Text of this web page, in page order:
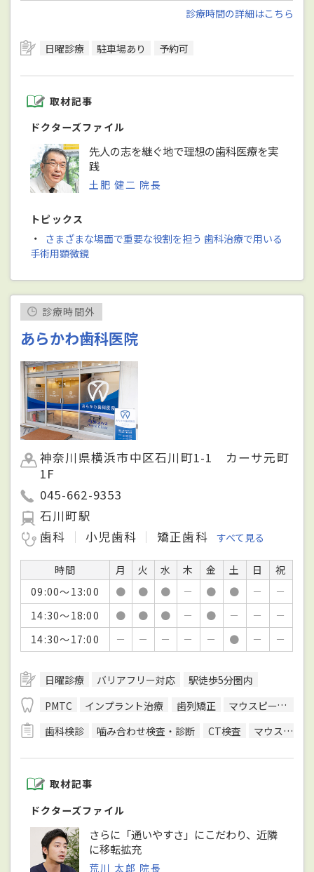
診療時間の詳細はこちら
日曜診療 駐車場あり 予約可
取材記事
ドクターズファイル
先人の志を継ぐ地で理想の歯科医療を実
践
土肥 健二 院長
トピックス
・
さまざまな場面で重要な役割を担う 歯科治療で用いる
手術用顕微鏡
診療時間外
あらかわ歯科医院
神奈川県横浜市中区石川町1-1 カーサ元町
1F
045-662-9353
石川町駅
歯科
小児歯科 矯正歯科 すべて見る
時間 月 火 水 木 金 土 日
祝
09:00～13:00
● ● ● － ● ● －
－
14:30～18:00
● ● ● － ● － －
－
14:30～17:00
－ － － － － ● － －
日曜診療 バリアフリー対応
駅徒歩5分圏内
PMTC
インプラント治療 歯列矯正
マウスピース型装置を用いた矯正
歯科検診
噛み合わせ検査・診断 CT検査 マウスピースを用いた治療
取材記事
ドクターズファイル
さらに「通いやすさ」にこだわり、近隣
に移転拡充
荒川 太郎 院長